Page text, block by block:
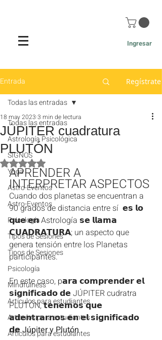
Ingresar
Entrada Regístrate
Todas las entradas
Astrología Psicológica
SIGNOS
Yoga
Astro-Eventos
Astro-Eventos
Psicología
Tipos de Sesiones
Tipos de Sesiones
Psicología
Mindfulness
Artículos para estudiantes
Artículos para estudiantes
Artículos para estudiantes
Todas las entradas
JÚPITER cuadratura
PLUTÓN
18 may 2023 3 min de lectura
Obtuvo NaN de 5 estrellas.
APRENDER A
INTERPRETAR ASPECTOS
Cuando dos planetas se encuentran a
90 grados de distancia entre sí  𝗲𝘀 𝗹𝗼
𝗾𝘂𝗲 𝗲𝗻 Astrología 𝘀𝗲 𝗹𝗹𝗮𝗺𝗮
𝗖𝗨𝗔𝗗𝗥𝗔𝗧𝗨𝗥𝗔; un aspecto que
genera tensión entre los Planetas
participantes.
En este caso, p𝗮𝗿𝗮 𝗰𝗼𝗺𝗽𝗿𝗲𝗻𝗱𝗲𝗿 𝗲𝗹
𝘀𝗶𝗴𝗻𝗶𝗳𝗶𝗰𝗮𝗱𝗼 𝗱𝗲 JÚPITER cudratra
PLUTÓN, 𝘁𝗲𝗻𝗲𝗺𝗼𝘀 𝗾𝘂𝗲
𝗮𝗱𝗲𝗻𝘁𝗿𝗮𝗿𝗻𝗼𝘀 𝗲𝗻 𝗲𝗹 𝘀𝗶𝗴𝗻𝗶𝗳𝗶𝗰𝗮𝗱𝗼
𝗱𝗲 Júpiter y Plutón